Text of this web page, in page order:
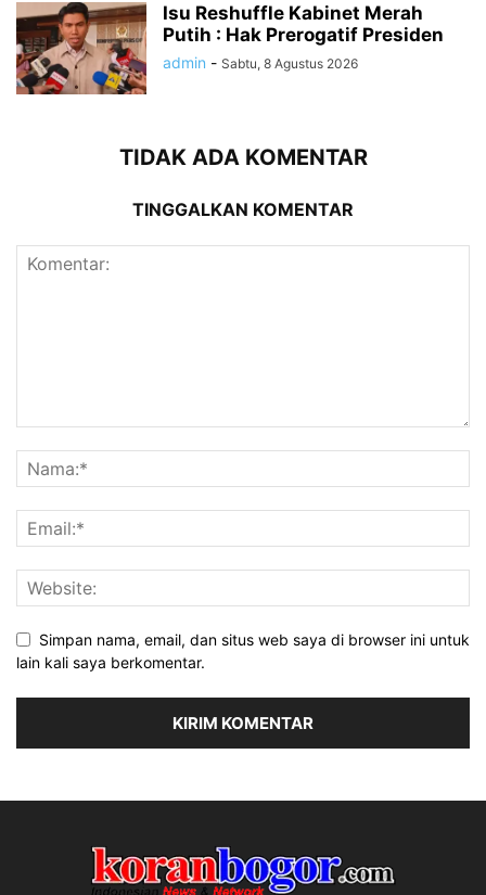
Isu Reshuffle Kabinet Merah
Putih : Hak Prerogatif Presiden
admin - Sabtu, 8 Agustus 2026
TIDAK ADA KOMENTAR
TINGGALKAN KOMENTAR
Simpan nama, email, dan situs web saya di browser ini untuk
lain kali saya berkomentar.